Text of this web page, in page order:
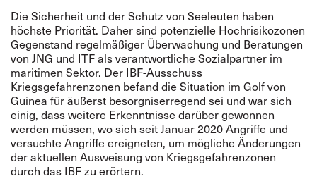
Die Sicherheit und der Schutz von Seeleuten haben
höchste Priorität. Daher sind potenzielle Hochrisikozonen
Gegenstand regelmäßiger Überwachung und Beratungen
von JNG und ITF als verantwortliche Sozialpartner im
maritimen Sektor. Der IBF-Ausschuss
Kriegsgefahrenzonen befand die Situation im Golf von
Guinea für äußerst besorgniserregend sei und war sich
einig, dass weitere Erkenntnisse darüber gewonnen
werden müssen, wo sich seit Januar 2020 Angriffe und
versuchte Angriffe ereigneten, um mögliche Änderungen
der aktuellen Ausweisung von Kriegsgefahrenzonen
durch das IBF zu erörtern.